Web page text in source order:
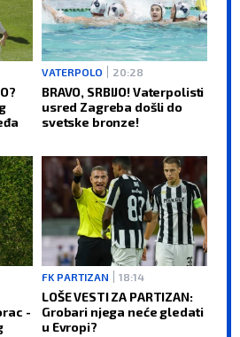
VATERPOLO 20:28
BRAVO, SRBIJO! Vaterpolisti
usred Zagreba došli do
svetske bronze!
-
FK PARTIZAN 18:14
LOŠE VESTI ZA PARTIZAN:
Grobari njega neće gledati
u Evropi?